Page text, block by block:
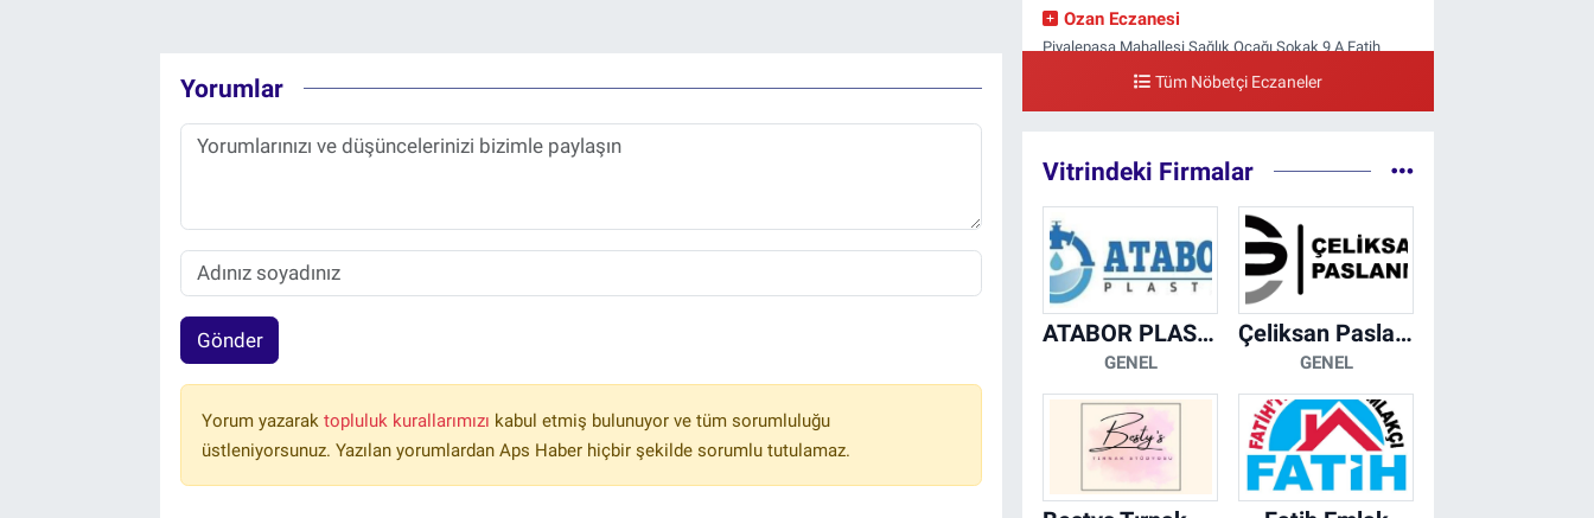
Yorumlar
Gönder
Yorum yazarak topluluk kurallarımızı kabul etmiş bulunuyor ve tüm sorumluluğu
üstleniyorsunuz. Yazılan yorumlardan Aps Haber hiçbir şekilde sorumlu tutulamaz.
Ozan Eczanesi
Piyalepaşa Mahallesi Sağlık Ocağı Sokak 9 A Fatih
Tüm Nöbetçi Eczaneler
Vitrindeki Firmalar
ATABOR PLASTİK
GENEL
Çeliksan Paslanmaz
GENEL